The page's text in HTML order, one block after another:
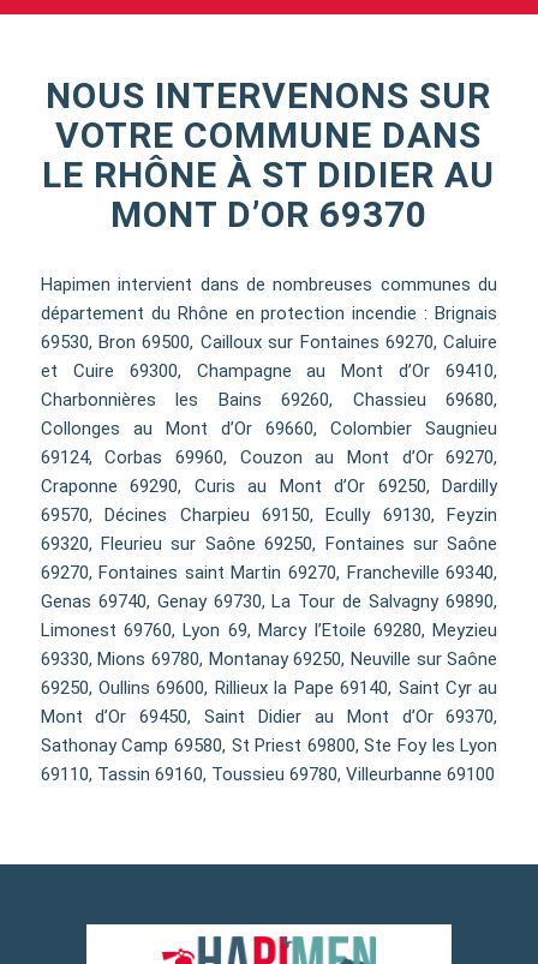
NOUS INTERVENONS SUR
VOTRE COMMUNE DANS
LE RHÔNE À ST DIDIER AU
MONT D’OR 69370
Hapimen intervient dans de nombreuses communes du
département du Rhône en protection incendie : Brignais
69530, Bron 69500, Cailloux sur Fontaines 69270, Caluire
et Cuire 69300, Champagne au Mont d’Or 69410,
Charbonnières les Bains 69260, Chassieu 69680,
Collonges au Mont d’Or 69660, Colombier Saugnieu
69124, Corbas 69960, Couzon au Mont d’Or 69270,
Craponne 69290, Curis au Mont d’Or 69250, Dardilly
69570, Décines Charpieu 69150, Ecully 69130, Feyzin
69320, Fleurieu sur Saône 69250, Fontaines sur Saône
69270, Fontaines saint Martin 69270, Francheville 69340,
Genas 69740, Genay 69730, La Tour de Salvagny 69890,
Limonest 69760, Lyon 69, Marcy l’Etoile 69280, Meyzieu
69330, Mions 69780, Montanay 69250, Neuville sur Saône
69250, Oullins 69600, Rillieux la Pape 69140, Saint Cyr au
Mont d’Or 69450, Saint Didier au Mont d’Or 69370,
Sathonay Camp 69580, St Priest 69800, Ste Foy les Lyon
69110, Tassin 69160, Toussieu 69780, Villeurbanne 69100